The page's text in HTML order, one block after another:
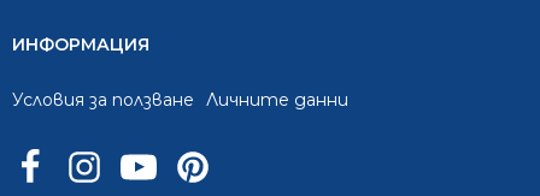
ИНФОРМАЦИЯ
Условия за ползване Личните данни